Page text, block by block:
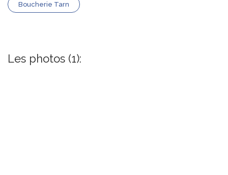
Boucherie Tarn
Les photos (1):